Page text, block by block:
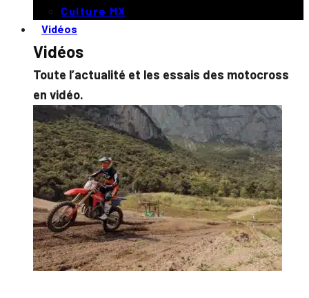
Culture MX
Vidéos
Vidéos
Toute l’actualité et les essais des motocross
en vidéo.